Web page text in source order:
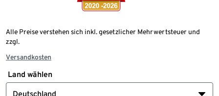
Alle Preise verstehen sich inkl. gesetzlicher Mehrwertsteuer und
zzgl.
Versandkosten
Land wählen
Deutschland